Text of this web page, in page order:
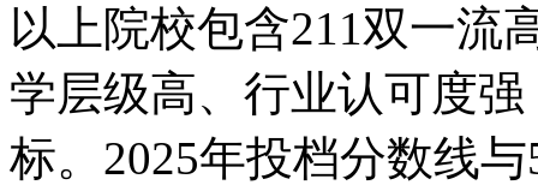
以上院校包含211双一流
学层级高、行业认可度
标。2025年投档分数线